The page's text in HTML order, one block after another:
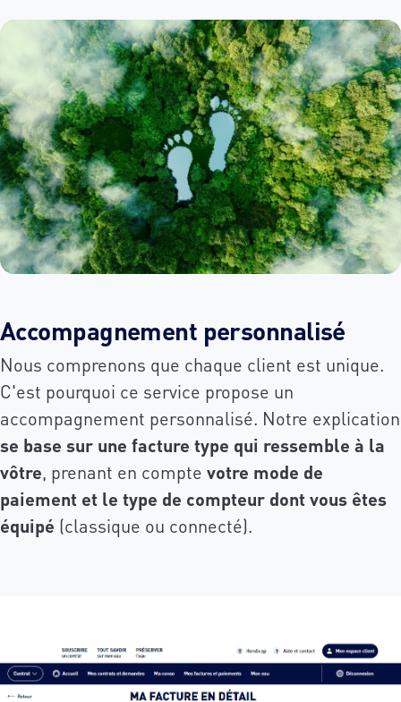
Accompagnement personnalisé
Nous comprenons que chaque client est unique.
C'est pourquoi ce service propose un
accompagnement personnalisé. Notre explication
se base sur une facture type qui ressemble à la
vôtre, prenant en compte votre mode de
paiement et le type de compteur dont vous êtes
équipé (classique ou connecté).